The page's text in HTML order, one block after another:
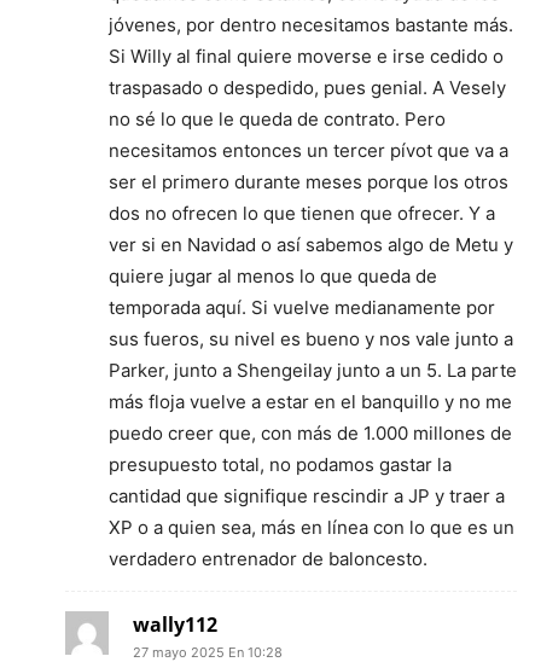
jóvenes, por dentro necesitamos bastante más.
Si Willy al final quiere moverse e irse cedido o
traspasado o despedido, pues genial. A Vesely
no sé lo que le queda de contrato. Pero
necesitamos entonces un tercer pívot que va a
ser el primero durante meses porque los otros
dos no ofrecen lo que tienen que ofrecer. Y a
ver si en Navidad o así sabemos algo de Metu y
quiere jugar al menos lo que queda de
temporada aquí. Si vuelve medianamente por
sus fueros, su nivel es bueno y nos vale junto a
Parker, junto a Shengeilay junto a un 5. La parte
más floja vuelve a estar en el banquillo y no me
puedo creer que, con más de 1.000 millones de
presupuesto total, no podamos gastar la
cantidad que signifique rescindir a JP y traer a
XP o a quien sea, más en línea con lo que es un
verdadero entrenador de baloncesto.
wally112
27 mayo 2025 En 10:28